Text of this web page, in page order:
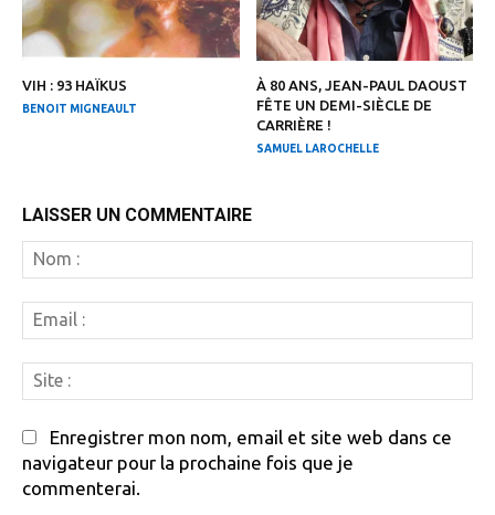
VIH : 93 HAÏKUS
BENOIT MIGNEAULT
À 80 ANS, JEAN-PAUL DAOUST
FÊTE UN DEMI-SIÈCLE DE
CARRIÈRE !
SAMUEL LAROCHELLE
LAISSER UN COMMENTAIRE
:
:
:
Enregistrer mon nom, email et site web dans ce
navigateur pour la prochaine fois que je
commenterai.